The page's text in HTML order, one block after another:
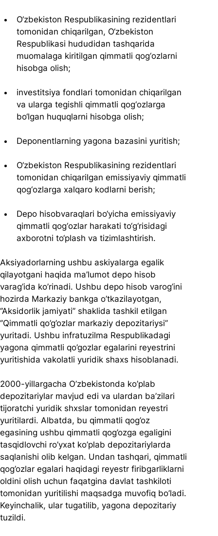
O‘zbekiston Respublikasining rezidentlari
tomonidan chiqarilgan, O‘zbekiston
Respublikasi hududidan tashqarida
muomalaga kiritilgan qimmatli qog‘ozlarni
hisobga olish;
investitsiya fondlari tomonidan chiqarilgan
va ularga tegishli qimmatli qog‘ozlarga
bo‘lgan huquqlarni hisobga olish;
Deponentlarning yagona bazasini yuritish;
O‘zbekiston Respublikasining rezidentlari
tomonidan chiqarilgan emissiyaviy qimmatli
qog‘ozlarga xalqaro kodlarni berish;
Depo hisobvaraqlari bo‘yicha emissiyaviy
qimmatli qog‘ozlar harakati to‘g‘risidagi
axborotni to‘plash va tizimlashtirish.
Aksiyadorlarning ushbu askiyalarga egalik
qilayotgani haqida ma’lumot depo hisob
varag’ida ko’rinadi. Ushbu depo hisob varog’ini
hozirda Markaziy bankga o’tkazilayotgan,
‘’Aksidorlik jamiyati’’ shaklida tashkil etilgan
‘’Qimmatli qo’g’ozlar markaziy depozitariysi’’
yuritadi. Ushbu infratuzilma Respublikadagi
yagona qimmatli qo’gozlar egalarini reyestrini
yuritishida vakolatli yuridik shaxs hisoblanadi.
2000-yillargacha O’zbekistonda ko’plab
depozitariylar mavjud edi va ulardan ba’zilari
tijoratchi yuridik shxslar tomonidan reyestri
yuritilardi. Albatda, bu qimmatli qog’oz
egasining ushbu qimmatli qog’ozga egaligini
tasqidlovchi ro’yxat ko’plab depozitariylarda
saqlanishi olib kelgan. Undan tashqari, qimmatli
qog’ozlar egalari haqidagi reyestr firibgarliklarni
oldini olish uchun faqatgina davlat tashkiloti
tomonidan yuritilishi maqsadga muvofiq bo’ladi.
Keyinchalik, ular tugatilib, yagona depozitariy
tuzildi.